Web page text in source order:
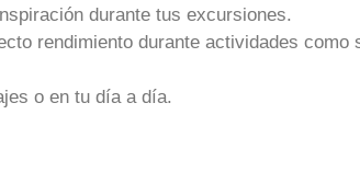
durante tus excursiones.
rendimiento durante actividades como
o en tu día a día.